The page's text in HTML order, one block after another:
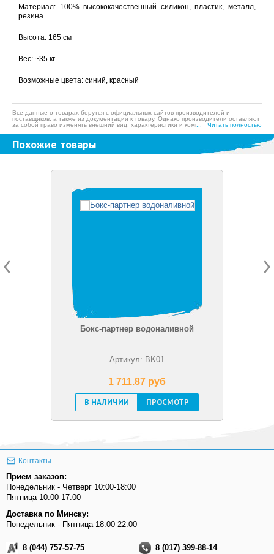
Материал: 100% высококачественный силикон, пластик, металл,
резина
Высота: 165 см
Вес: ~35 кг
Возможные цвета: синий, красный
Все данные о товарах берутся с официальных сайтов производителей и
поставщиков, а также из документации к товару. Однако производители оставляют
за собой право изменять внешний вид, характеристики и комплектацию товара,
пониманием к данному факту и заранее приносим извинения за возможные
неточности в описании и фотографиях товара. Будем благодарны вам за
сообщение об ошибках — это поможет сделать наш каталог еще точнее!
... Читать полностью
Похожие товары
Бокс-партнер водоналивной
Артикул: BK01
1 711.87 pуб
В НАЛИЧИИ
ПРОСМОТР
Контакты
Прием заказов:
Понедельник - Четверг 10:00-18:00
Пятница 10:00-17:00
Доставка по Минску:
Понедельник - Пятница 18:00-22:00
8 (044) 757-57-75 8 (017) 399-88-14